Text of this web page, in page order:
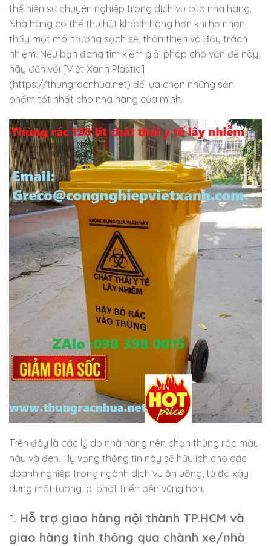
thể hiện sự chuyên nghiệp trong dịch vụ của nhà hàng.
Nhà hàng có thể thu hút khách hàng hơn khi họ nhận
thấy một môi trường sạch sẽ, thân thiện và đầy trách
nhiệm. Nếu bạn đang tìm kiếm giải pháp cho vấn đề này,
hãy đến với [Việt Xanh Plastic]
(https://thungracnhua.net) để lựa chọn những sản
phẩm tốt nhất cho nhà hàng của mình.
Trên đây là các lý do nhà hàng nên chọn thùng rác màu
nâu và đen. Hy vọng thông tin này sẽ hữu ích cho các
doanh nghiệp trong ngành dịch vụ ăn uống, từ đó xây
dựng một tương lai phát triển bền vững hơn.
*. Hỗ trợ giao hàng nội thành TP.HCM và
giao hàng tỉnh thông qua chành xe/nhà